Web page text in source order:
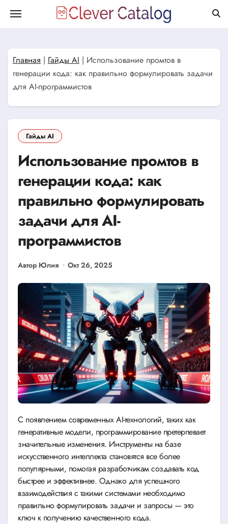
Главная | Гайды AI | Использование промтов в
генерации кода: как правильно формулировать задачи
для AI-программистов
Гайды AI
Использование промтов в
генерации кода: как
правильно формулировать
задачи для AI-
программистов
Автор Юлия Окт 26, 2025
С появлением современных AI-технологий, таких как
генеративные модели, программирование претерпевает
значительные изменения. Инструменты на базе
искусственного интеллекта становятся все более
популярными, помогая разработчикам создавать код
быстрее и эффективнее. Однако для успешного
взаимодействия с такими системами необходимо
правильно формулировать задачи и запросы — это
ключ к получению качественного кода.